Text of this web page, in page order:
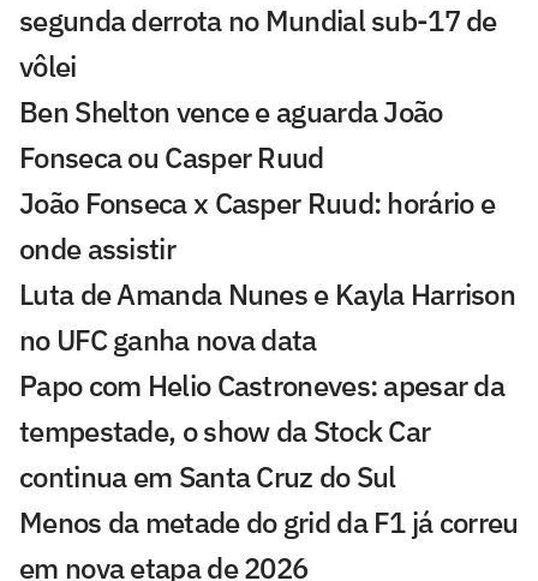
segunda derrota no Mundial sub-17 de
vôlei
Ben Shelton vence e aguarda João
Fonseca ou Casper Ruud
João Fonseca x Casper Ruud: horário e
onde assistir
Luta de Amanda Nunes e Kayla Harrison
no UFC ganha nova data
Papo com Helio Castroneves: apesar da
tempestade, o show da Stock Car
continua em Santa Cruz do Sul
Menos da metade do grid da F1 já correu
em nova etapa de 2026